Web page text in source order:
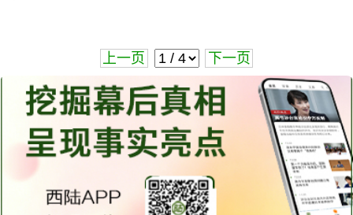
上一页 下一页